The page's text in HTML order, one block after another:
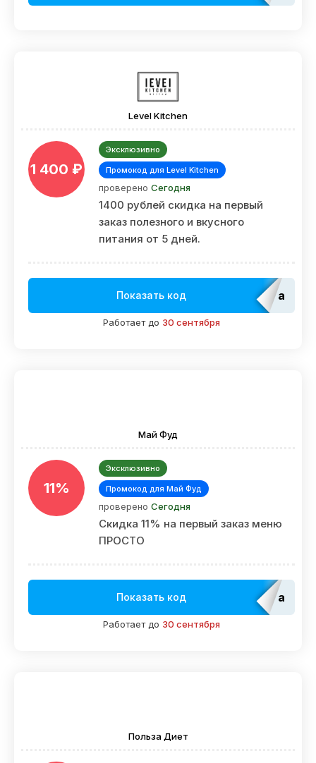
Level Kitchen
1 400 ₽
Эксклюзивно
Промокод для Level Kitchen
проверено Сегодня
1400 рублей скидка на первый
заказ полезного и вкусного
питания от 5 дней.
Показать код
Работает до 30 сентября
Май Фуд
11%
Эксклюзивно
Промокод для Май Фуд
проверено Сегодня
Скидка 11% на первый заказ меню
ПРОСТО
Показать код
Работает до 30 сентября
Польза Диет